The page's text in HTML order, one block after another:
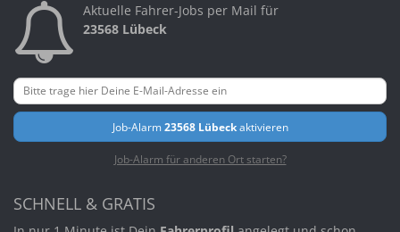
Aktuelle Fahrer-Jobs per Mail für
23568 Lübeck
Job-Alarm23568 Lübeckaktivieren
Job-Alarm für anderen Ort starten?
SCHNELL & GRATIS